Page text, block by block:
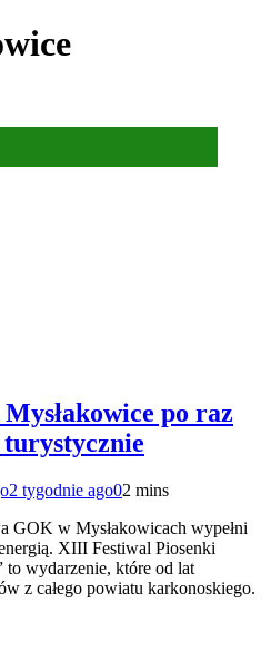
po raz
2 tygodnie ago02 mins
GOK w Mysłakowicach wypełni
XIII Festiwal Piosenki
wydarzenie, które od lat
z całego powiatu karkonoskiego.